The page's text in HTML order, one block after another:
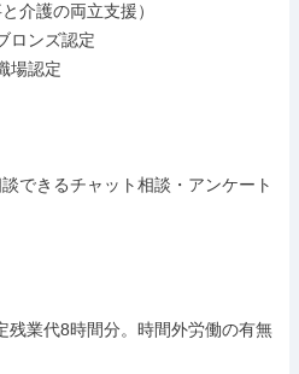
介護の両立支援）
ロンズ認定
場認定
できるチャット相談・アンケート
業代8時間分。時間外労働の有無